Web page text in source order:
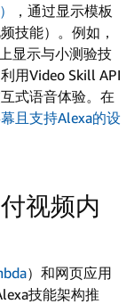
，通过显示模板
技能）。例如，
显示与小测验技
用Video Skill API
式语音体验。在
且支持Alexa的设
视频内
）和网页应用
技能架构推